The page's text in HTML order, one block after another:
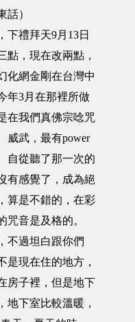
話）
禮拜天9月13日
點，現在改兩點，
化網金剛在台灣中
年3月在那裡所做
在我們真佛宗唸咒
威武，最有power
自從聽了那一次的
有感覺了，成為絕
算是不錯的，在彩
咒音是及格的。
過坦白跟你們
是現在住的地方，
房子裡，但是地下
地下室比較溫暖，